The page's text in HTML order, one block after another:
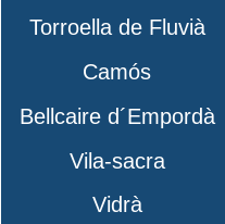
Torroella de Fluvià
Camós
Bellcaire d´Empordà
Vila-sacra
Vidrà